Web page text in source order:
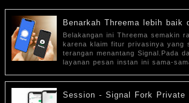
Benarkah Threema lebih baik
Belakangan ini Threema semakin
karena klaim fitur privasinya yang
terangan menantang Signal.Pada
layanan pesan instan ini sama-
Session - Signal Fork Private